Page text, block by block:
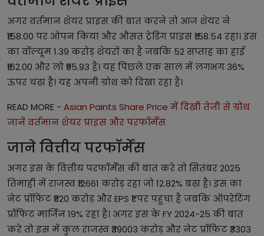
अगर वर्तमान शेयर प्राइस की बात करने तो आज शेयर ने
₹158.00 पर ओपन किया और औसत ट्रेडिंग प्राइस ₹158.54 रहा। इस
का वॉल्यूम 1.39 करोड़ शेयरों का है जबकि 52 सप्ताह का हाई
₹162.00 और लो ₹95.93 है। यह पिछले एक साल में लगभग 36%
ऊपर चढ़ा है। यह अपनी ग्रोथ को दिखा रहा है।
READ MORE - Asian Paints Share Price में दिखी तेजी से ग्रोथ
जानें वर्तमान शेयर प्राइस और परफॉर्मेंस
जाने वित्तीय परफॉर्मेंस
अगर इस के वित्तीय परफॉर्मेंस की बात करे तो सितंबर 2025
तिमाही में राजस्व ₹12661 करोड़ रहा जो 12.82% बढ़ा है। इस का
नेट प्रॉफिट ₹820 करोड़ और EPS ₹1 पर पहुंचा है जबकि ऑपरेटिंग
प्रॉफिट मार्जिन 19% रहा है। अगर इस के FY 2024-25 की बात
करे तो इस में कुल राजस्व ₹39003 करोड़ और नेट प्रॉफिट ₹3303